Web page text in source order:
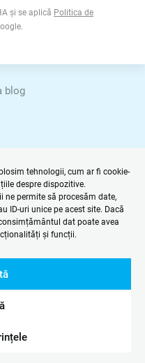
tehnologii, cum ar fi cookie-
despre dispozitive.
permite să procesăm date,
ID-uri unice pe acest site. Dacă
dat poate avea
și funcții.
și se aplică Politica de
blog